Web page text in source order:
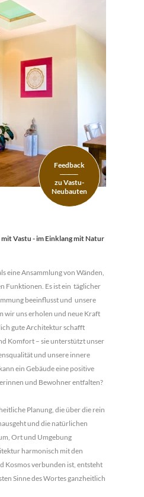
Vastu - im Einklang mit Natur
eine Ansammlung von Wänden,
Funktionen. Es ist ein täglicher
beeinflusst und unsere
wir uns erholen und neue Kraft
gute Architektur schafft
Komfort – sie unterstützt unser
und unsere innere
ein Gebäude eine positive
und Bewohner entfalten?
Planung, die über die rein
und die natürlichen
Ort und Umgebung
harmonisch mit den
Kosmos verbunden ist, entsteht
Sinne des Wortes ganzheitlich
Feedback
———
———
zu Vastu-
Neubauten